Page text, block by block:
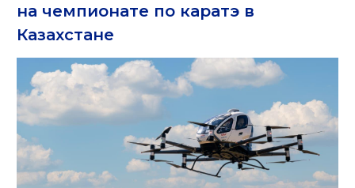
на чемпионате по каратэ в
Казахстане